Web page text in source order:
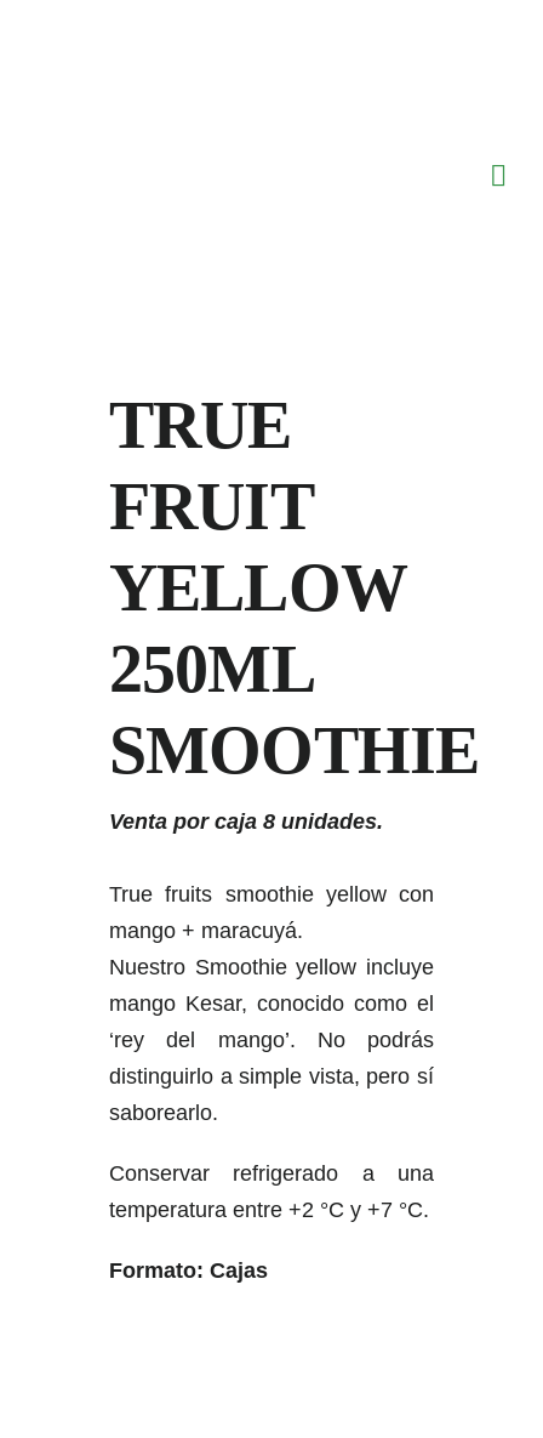
TRUE
FRUIT
YELLOW
250ML
SMOOTHIE
Venta por caja 8 unidades.
True fruits smoothie yellow con
mango + maracuyá.
Nuestro Smoothie yellow incluye
mango Kesar, conocido como el
‘rey del mango’. No podrás
distinguirlo a simple vista, pero sí
saborearlo.
Conservar refrigerado a una
temperatura entre +2 °C y +7 °C.
Formato: Cajas